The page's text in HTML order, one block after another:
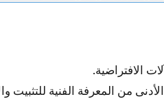
الافتراضية.
من المعرفة الفنية للتثبيت